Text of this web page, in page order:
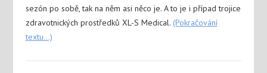
sezón po sobě, tak na něm asi něco je. A to je i případ trojice
zdravotnických prostředků XL-S Medical. (Pokračování
textu…)